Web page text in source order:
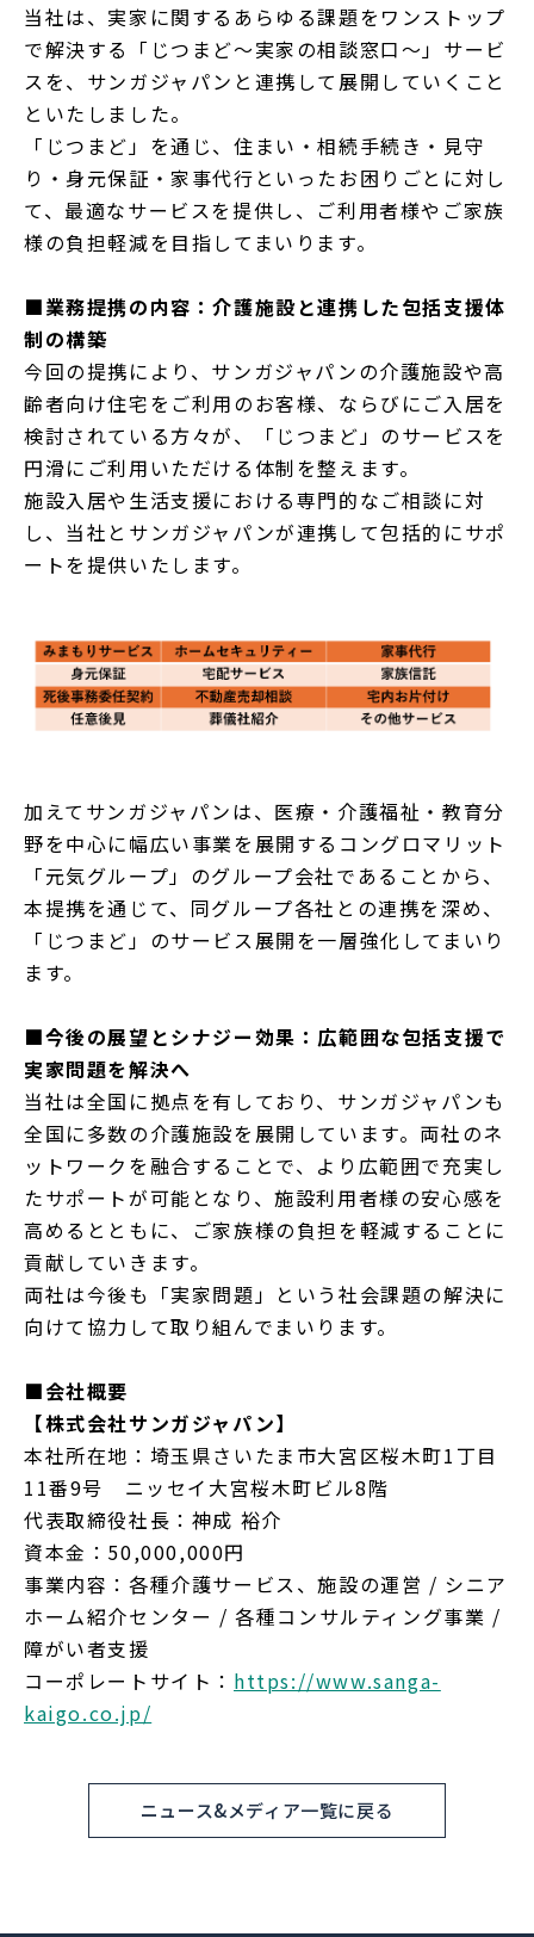
当社は、実家に関するあらゆる課題をワンストップ
で解決する「じつまど～実家の相談窓口～」サービ
スを、サンガジャパンと連携して展開していくこと
といたしました。
「じつまど」を通じ、住まい・相続手続き・見守
り・身元保証・家事代行といったお困りごとに対し
て、最適なサービスを提供し、ご利用者様やご家族
様の負担軽減を目指してまいります。
■業務提携の内容：介護施設と連携した包括支援体
制の構築
今回の提携により、サンガジャパンの介護施設や高
齢者向け住宅をご利用のお客様、ならびにご入居を
検討されている方々が、「じつまど」のサービスを
円滑にご利用いただける体制を整えます。
施設入居や生活支援における専門的なご相談に対
し、当社とサンガジャパンが連携して包括的にサポ
ートを提供いたします。
加えてサンガジャパンは、医療・介護福祉・教育分
野を中心に幅広い事業を展開するコングロマリット
「元気グループ」のグループ会社であることから、
本提携を通じて、同グループ各社との連携を深め、
「じつまど」のサービス展開を一層強化してまいり
ます。
■今後の展望とシナジー効果：広範囲な包括支援で
実家問題を解決へ
当社は全国に拠点を有しており、サンガジャパンも
全国に多数の介護施設を展開しています。両社のネ
ットワークを融合することで、より広範囲で充実し
たサポートが可能となり、施設利用者様の安心感を
高めるとともに、ご家族様の負担を軽減することに
貢献していきます。
両社は今後も「実家問題」という社会課題の解決に
向けて協力して取り組んでまいります。
■会社概要
【株式会社サンガジャパン】
本社所在地：埼玉県さいたま市大宮区桜木町1丁目
11番9号 ニッセイ大宮桜木町ビル8階
代表取締役社長：神成 裕介
資本金：50,000,000円
事業内容：各種介護サービス、施設の運営 / シニア
ホーム紹介センター / 各種コンサルティング事業 /
障がい者支援
コーポレートサイト： https://www.sanga-
kaigo.co.jp/
ニュース&メディア一覧に戻る